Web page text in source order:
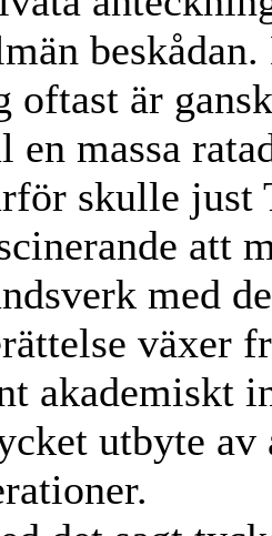
oftast är
en massa
skulle just
att
med
växer
akademiskt
utbyte av